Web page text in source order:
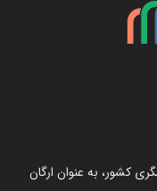
کشور، به عنوان ارگان